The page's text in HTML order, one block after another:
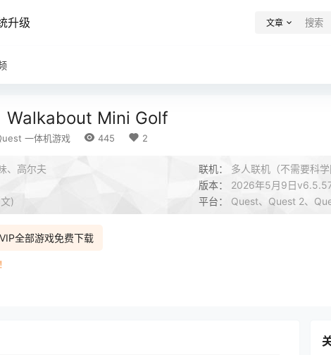
升级 文章
Walkabout Mini Golf
一体机游戏 445 2
、高尔夫 联机： 多人联机（不需要科学
版本： 2026年5月9日
) 平台： Quest、Quest 2、
全部游戏免费下载